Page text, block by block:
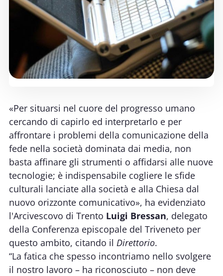
«Per situarsi nel cuore del progresso umano
cercando di capirlo ed interpretarlo e per
affrontare i problemi della comunicazione della
fede nella società dominata dai media, non
basta affinare gli strumenti o affidarsi alle nuove
tecnologie; è indispensabile cogliere le sfide
culturali lanciate alla società e alla Chiesa dal
nuovo orizzonte comunicativo», ha evidenziato
l'Arcivescovo di Trento Luigi Bressan, delegato
della Conferenza episcopale del Triveneto per
questo ambito, citando il Direttorio.
“La fatica che spesso incontriamo nello svolgere
il nostro lavoro – ha riconosciuto – non deve